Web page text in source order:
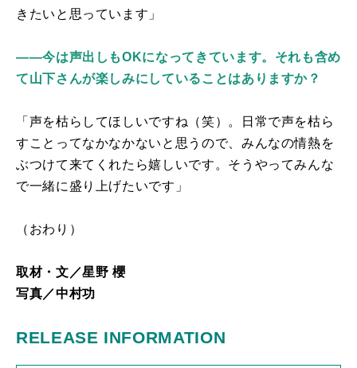
きたいと思っています」
――今は声出しもOKになってきています。それも含め
て山下さんが楽しみにしていることはありますか？
「声を枯らしてほしいですね（笑）。日常で声を枯ら
すことってなかなかないと思うので、みんなの情熱を
ぶつけて来てくれたら嬉しいです。そうやってみんな
で一緒に盛り上げたいです」
（おわり）
取材・文／星野 櫻
写真／中村功
RELEASE INFORMATION